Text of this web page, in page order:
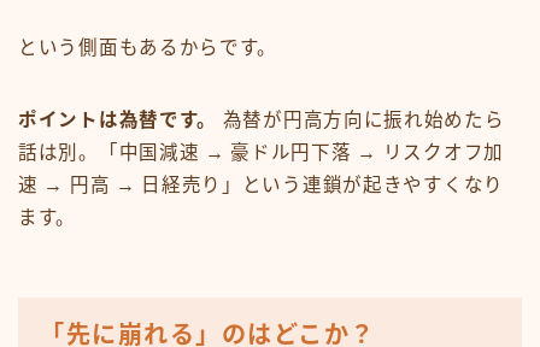
という側面もあるからです。
ポイントは為替です。
為替が円高方向に振れ始めたら
話は別。「中国減速 → 豪ドル円下落 → リスクオフ加
速 → 円高 → 日経売り」という連鎖が起きやすくなり
ます。
「先に崩れる」のはどこか？